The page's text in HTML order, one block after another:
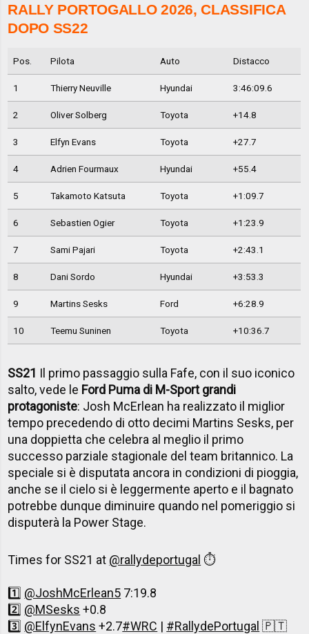
RALLY PORTOGALLO 2026, CLASSIFICA
DOPO SS22
Pos. Pilota Auto Distacco
1 Thierry Neuville Hyundai 3:46:09.6
2 Oliver Solberg Toyota +14.8
3 Elfyn Evans Toyota +27.7
4 Adrien Fourmaux Hyundai +55.4
5 Takamoto Katsuta Toyota +1:09.7
6 Sebastien Ogier Toyota +1:23.9
7 Sami Pajari Toyota +2:43.1
8 Dani Sordo Hyundai +3:53.3
9 Martins Sesks Ford +6:28.9
10 Teemu Suninen Toyota +10:36.7
SS21 Il primo passaggio sulla Fafe, con il suo iconico
salto, vede le Ford Puma di M-Sport grandi
protagoniste: Josh McErlean ha realizzato il miglior
tempo precedendo di otto decimi Martins Sesks, per
una doppietta che celebra al meglio il primo
successo parziale stagionale del team britannico. La
speciale si è disputata ancora in condizioni di pioggia,
anche se il cielo si è leggermente aperto e il bagnato
potrebbe dunque diminuire quando nel pomeriggio si
disputerà la Power Stage.
Times for SS21 at @rallydeportugal ⏱️
1️⃣ @JoshMcErlean5 7:19.8
2️⃣ @MSesks +0.8
3️⃣ @ElfynEvans +2.7#WRC | #RallydePortugal 🇵🇹